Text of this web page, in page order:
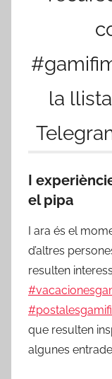
la
I
el pipa
I ara és el
d’altres
resulten
que resulten
algunes